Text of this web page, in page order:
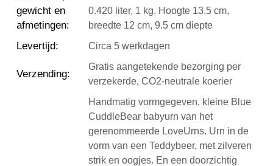
gewicht en
afmetingen:
0.420 liter, 1 kg. Hoogte 13.5 cm,
breedte 12 cm, 9.5 cm diepte
Levertijd: Circa 5 werkdagen
Verzending:
Gratis aangetekende bezorging per
verzekerde, CO2-neutrale koerier
Handmatig vormgegeven, kleine Blue
CuddleBear babyurn van het
gerenommeerde LoveUrns. Urn in de
vorm van een Teddybeer, met zilveren
strik en oogjes. En een doorzichtig